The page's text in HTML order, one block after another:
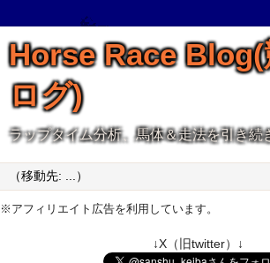
Horse Race Blog(
ログ)
ラップタイム分析、馬体＆走法を引き続
※アフィリエイト広告を利用しています。
↓X（旧twitter）↓